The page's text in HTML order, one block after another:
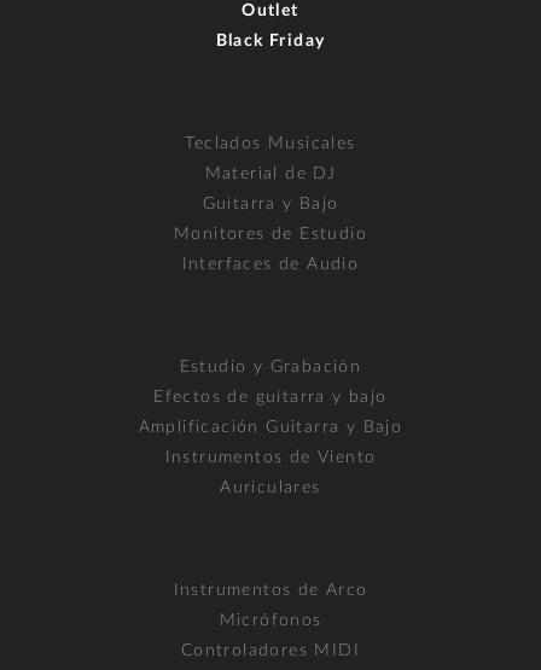
Outlet
Black Friday
Teclados Musicales
Material de DJ
Guitarra y Bajo
Monitores de Estudio
Interfaces de Audio
Estudio y Grabación
Efectos de guitarra y bajo
Amplificación Guitarra y Bajo
Instrumentos de Viento
Auriculares
Instrumentos de Arco
Micrófonos
Controladores MIDI